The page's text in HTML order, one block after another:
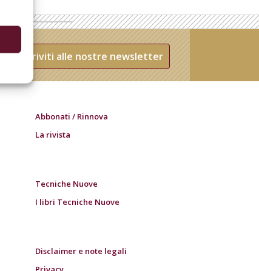
Iscriviti alle nostre newsletter
Abbonati / Rinnova
La rivista
Tecniche Nuove
I libri Tecniche Nuove
Disclaimer e note legali